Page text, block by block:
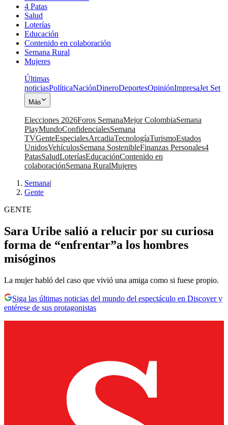
4 Patas
Salud
Loterías
Educación
Contenido en colaboración
Semana Rural
Mujeres
Últimas
noticiasPolíticaNaciónDineroDeportesOpiniónImpresaJet Set
Más
Elecciones 2026Foros SemanaMejor ColombiaSemana
PlayMundoConfidencialesSemana
TVGenteEspecialesArcadiaTecnologíaTurismoEstados
UnidosVehículosSemana SostenibleFinanzas Personales4
PatasSaludLoteríasEducaciónContenido en
colaboraciónSemana RuralMujeres
Semana|
Gente
GENTE
Sara Uribe salió a relucir por su curiosa
forma de “enfrentar”a los hombres
misóginos
La mujer habló del caso que vivió una amiga como si fuese propio.
Siga las últimas noticias del mundo del espectáculo en Discover y
entérese de sus protagonistas